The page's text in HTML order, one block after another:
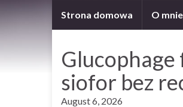
Strona domowa O
siofor bez
August 6, 2026